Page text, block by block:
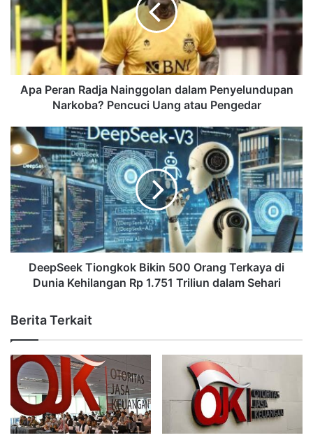
Apa Peran Radja Nainggolan dalam Penyelundupan
Narkoba? Pencuci Uang atau Pengedar
DeepSeek Tiongkok Bikin 500 Orang Terkaya di
Dunia Kehilangan Rp 1.751 Triliun dalam Sehari
Berita Terkait